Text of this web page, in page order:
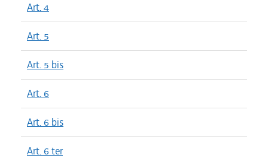
Art. 4
Art. 5
Art. 5 bis
Art. 6
Art. 6 bis
Art. 6 ter